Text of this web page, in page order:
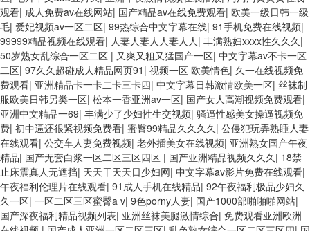
观看| 成人免费av在线网站| 国产精品av在线免费观看| 欧美一级日韩一级
毛| 爱妃视频av一区二区| 99热综合中文字幕在线| 91手机免费在线视频|
99999精品视频在线观看| 人妻人妻人人妻人人| 丰满熟妇xxxx性久久久|
50岁熟女乱综合一区二区 | 又爽又粗又猛国产一区| 中文字幕av不卡一区
二区| 97久久超碰成人精品网页91 | 视频一区 欧美情色| 久一在线视频免
费观看| 亚洲精品卡一卡二卡三卡四| 中文字幕日韩激情欧美一区| 丝袜制
服欧美日韩另类一区| 松本一香亚洲av一区| 国产女人高潮视频免费观看|
亚洲中文精品一69| 丰满少了少妇性生交视频| 骚逼性感美女操逼视频免
费| 初中逼还很紧视频免费看| 蜜臀99精品久久久久| 公侵犯玩弄熟睡人妻
在线观看| 公交车人妻免费视频| 老外插美女在线视频| 亚洲熟女国产午夜
精品| 国产无套白浆一区二区三区四区 | 国产亚洲精品视频久久久| 18禁
止床震真人无遮挡| 天天干天天日少妇网| 中文字幕av影片免费在线观看|
午夜福利伦理片在线观看| 91成人手机在线精品| 92午夜福利极品少妇久
久一区| 一区二区三区蜜臀a v| 9色porny人妻| 国产1000部啪啪啪网站|
国产深夜福利精品视频列表| 亚洲丝袜美腿激情综合| 免费观看亚洲欧洲